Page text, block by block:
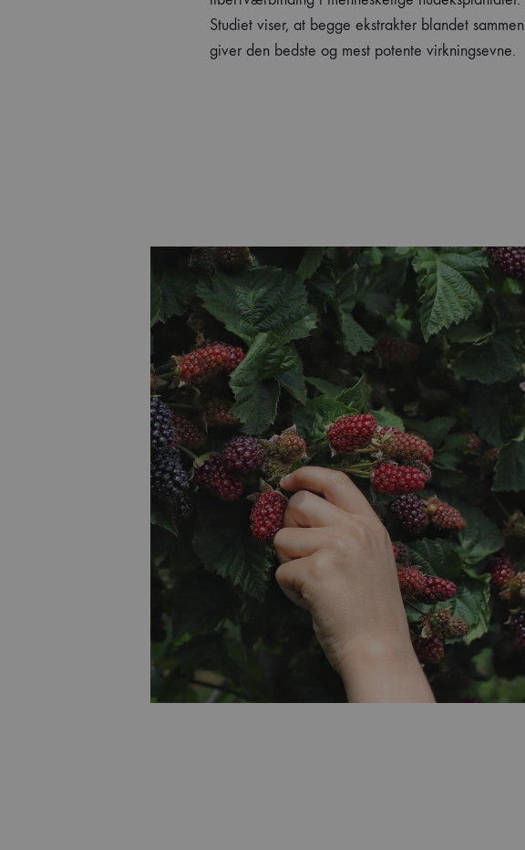
Studiet viser, at begge ekstrakter blandet sammen
giver den bedste og mest potente virkningsevne.